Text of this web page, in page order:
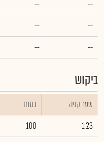
--
--
--
--
--
--
ביקוש
שער קניה כמות
1.23
100